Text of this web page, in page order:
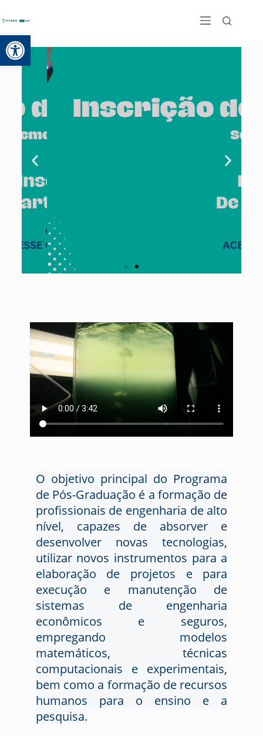
Abrir a barra de ferramentas
O objetivo principal do Programa
de Pós-Graduação é a formação de
profissionais de engenharia de alto
nível, capazes de absorver e
desenvolver novas tecnologias,
utilizar novos instrumentos para a
elaboração de projetos e para
execução e manutenção de
sistemas de engenharia
econômicos e seguros,
empregando modelos
matemáticos, técnicas
computacionais e experimentais,
bem como a formação de recursos
humanos para o ensino e a
pesquisa.